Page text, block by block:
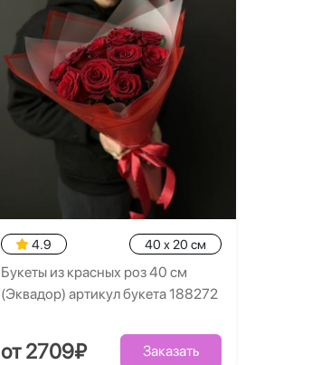
4.9 40 x 20 см
Букеты из красных роз 40 см
(Эквадор) артикул букета 188272
от 2709₽ Заказать